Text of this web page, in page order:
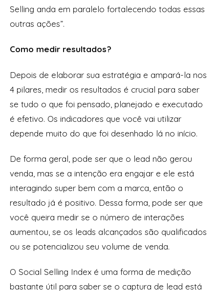
Selling anda em paralelo fortalecendo todas essas
outras ações”.
Como medir resultados?
Depois de elaborar sua estratégia e ampará-la nos
4 pilares, medir os resultados é crucial para saber
se tudo o que foi pensado, planejado e executado
é efetivo. Os indicadores que você vai utilizar
depende muito do que foi desenhado lá no início.
De forma geral, pode ser que o lead não gerou
venda, mas se a intenção era engajar e ele está
interagindo super bem com a marca, então o
resultado já é positivo. Dessa forma, pode ser que
você queira medir se o número de interações
aumentou, se os leads alcançados são qualificados
ou se potencializou seu volume de venda.
O Social Selling Index é uma forma de medição
bastante útil para saber se o captura de lead está